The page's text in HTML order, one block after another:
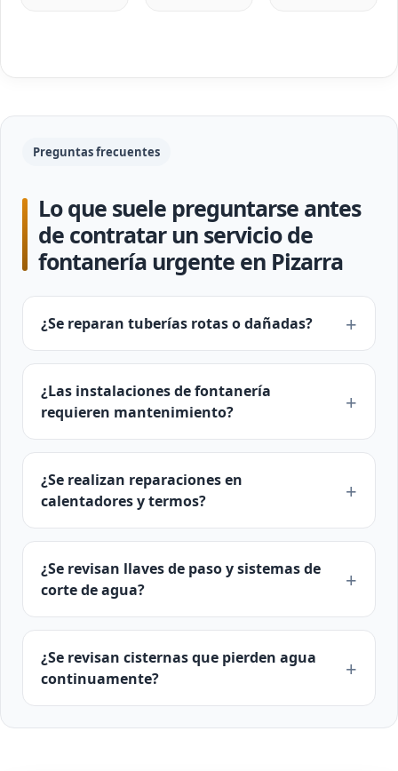
Preguntas frecuentes
Lo que suele preguntarse antes
de contratar un servicio de
fontanería urgente en Pizarra
¿Se reparan tuberías rotas o dañadas?
¿Las instalaciones de fontanería
requieren mantenimiento?
¿Se realizan reparaciones en
calentadores y termos?
¿Se revisan llaves de paso y sistemas de
corte de agua?
¿Se revisan cisternas que pierden agua
continuamente?